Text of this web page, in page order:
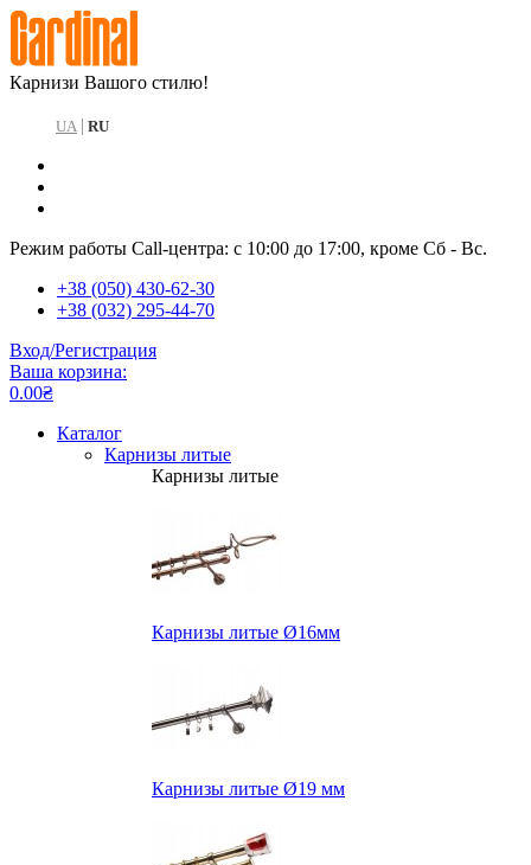
Карнизи Вашого стилю!
UA | RU
Режим работы Call-центра: с 10:00 до 17:00, кроме Сб - Вс.
+38 (050) 430-62-30
+38 (032) 295-44-70
Вход/Регистрация
Ваша корзина:
0.00₴
Каталог
Карнизы литые
Карнизы литые
Карнизы литые Ø16мм
Карнизы литые Ø19 мм